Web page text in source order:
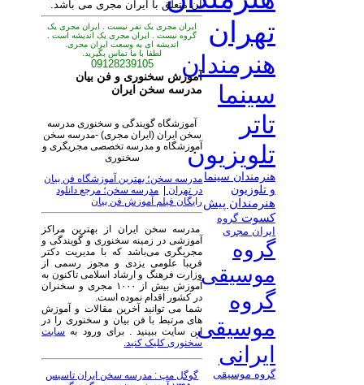
آن متعلق با ایران مجری می باشد.
ایران مجری یک نفر نیست . ایران مجری یک
گروه نیست . ایران مجری یک اندیشه است .
اندیشه ای به وسعت ایران مجری.
لطفا با ما تماس بگیرید.
09128239105
آموزش سخنوری و فن بیان
مدرسه سخن ایران
آموزشگاه گویندگی و سخنوری مدرسه
سخن ایران (ایران مجری) -مدرسه سخن
آموزشگاه و مدرسه تخصصی مجریگری و
سخنوری
مدرسه سخن؛ بهترین آموزشگاه فن بیان
در تهران | مدرسه سخن؛ مرجع دانلود
رایگان فیلم آموزش فن بیان
مدرسه سخن ایران از بهترین مراکز
آموزشی در زمینه سخنوری و گویندگی و
مجریگری می‌باشد که با مدیریت دکتر
فریبا علومی یزدی و مجوز رسمی از
وزارت فرهنگ و ارشاد اسلامی تاکنون به
آموزش بیش از ۱۰۰۰ مجری و سخنران
در کشور اقدام نموده است.
شما می توانید آخرین مقالات و آموزش
های مرتبط با فن بیان و سخنوری را در
این سایت ببینید . برای ورود به سایت
سخنوری کلیک کنید.
گوگل مپ : مدرسه سخن ایران تاسیس
تهران
هنرمندان
سینما
تاتر
تلویزیون
هنرمندان سینما
و تلوزیون
هنرمندان پیش
کسوتگروه
ایران مجری
گروه
موسیقی
گروه
موسیقی
ایرانی
گروه موسیقی